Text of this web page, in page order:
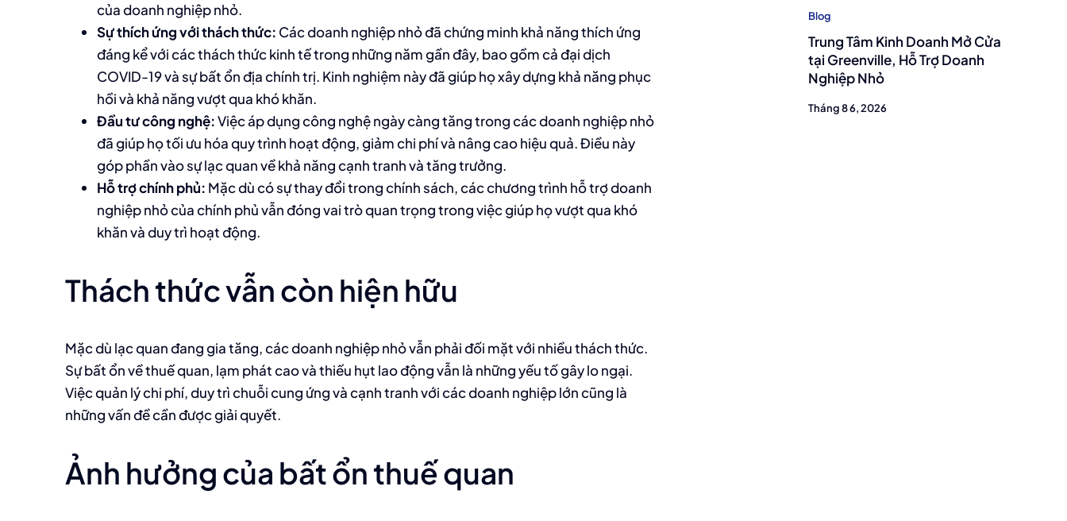
của doanh nghiệp nhỏ.
Sự thích ứng với thách thức: Các doanh nghiệp nhỏ đã chứng minh khả năng thích ứng
đáng kể với các thách thức kinh tế trong những năm gần đây, bao gồm cả đại dịch
COVID-19 và sự bất ổn địa chính trị. Kinh nghiệm này đã giúp họ xây dựng khả năng phục
hồi và khả năng vượt qua khó khăn.
Đầu tư công nghệ:Việc áp dụng công nghệ ngày càng tăng trong các doanh nghiệp nhỏ
đã giúp họ tối ưu hóa quy trình hoạt động, giảm chi phí và nâng cao hiệu quả. Điều này
góp phần vào sự lạc quan về khả năng cạnh tranh và tăng trưởng.
Hỗ trợ chính phủ: Mặc dù có sự thay đổi trong chính sách, các chương trình hỗ trợ doanh
nghiệp nhỏ của chính phủ vẫn đóng vai trò quan trọng trong việc giúp họ vượt qua khó
khăn và duy trì hoạt động.
Thách thức vẫn còn hiện hữu
Mặc dù lạc quan đang gia tăng, các doanh nghiệp nhỏ vẫn phải đối mặt với nhiều thách thức.
Sự bất ổn về thuế quan, lạm phát cao và thiếu hụt lao động vẫn là những yếu tố gây lo ngại.
Việc quản lý chi phí, duy trì chuỗi cung ứng và cạnh tranh với các doanh nghiệp lớn cũng là
những vấn đề cần được giải quyết.
Ảnh hưởng của bất ổn thuế quan
Blog
Trung Tâm Kinh Doanh Mở Cửa
tại Greenville, Hỗ Trợ Doanh
Nghiệp Nhỏ
Tháng 8 6, 2026